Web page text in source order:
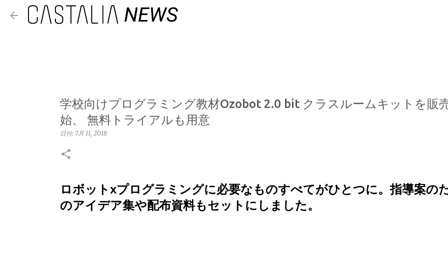
学校向けプログラミング教材Ozobot 2.0 bit クラスルームキットを販
始、 無料トライアルも用意
日付: 7月 11, 2018
ロボットxプログラミングに必要なものすべてがひとつに。指導案の
のアイデア集や配布資料もセットにしました。